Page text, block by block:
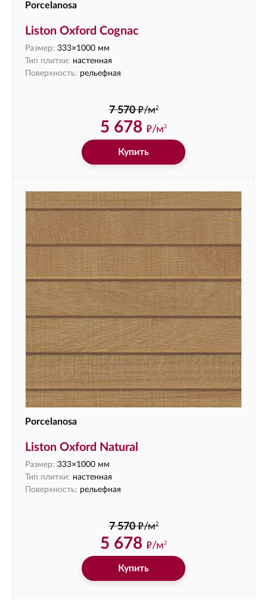
Porcelanosa
Liston Oxford Cognac
Размер: 333×1000 мм
Тип плитки: настенная
Поверхность: рельефная
7 570 ф/м2
5 678 ф/м2
Купить
Porcelanosa
Liston Oxford Natural
Размер: 333×1000 мм
Тип плитки: настенная
Поверхность: рельефная
7 570 ф/м2
5 678 ф/м2
Купить